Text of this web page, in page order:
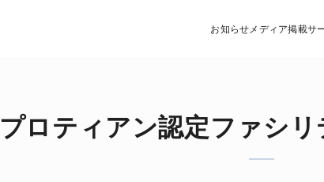
お知らせ メディア掲載サ
プロティアン認定ファシ